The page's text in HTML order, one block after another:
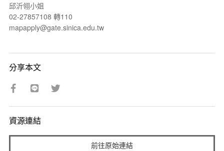
邱沂翎小姐
02-27857108 轉110
mapapply@gate.sinica.edu.tw
分享本文
資源連結
前往原始連結